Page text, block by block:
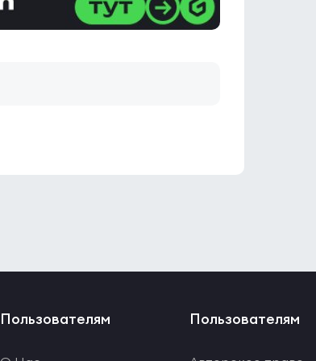
Пользователям Пользователям